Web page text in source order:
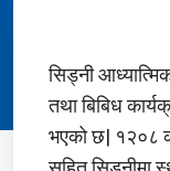
सिड्नी
तथा बिबिध
भएको छ| १२०८